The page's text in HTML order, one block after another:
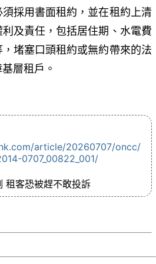
須採用書面租約，並在租約上清
及責任，包括居住期、水電費
堵塞口頭租約或無約帶來的法
層租戶。
article/20260707/oncc/
0707_00822_001/
租客恐被趕不敢投訴